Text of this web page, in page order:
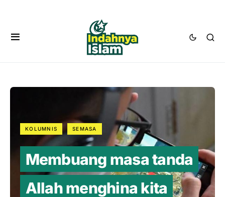
KOLUMNIS SEMASA
Membuang masa tanda
Allah menghina kita